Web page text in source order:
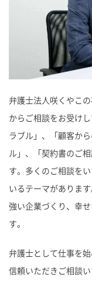
弁護士法人咲くやこ
からご相談をお受け
ラブル」、「顧客か
ル」、「契約書のご
す。多くのご相談を
いるテーマがありま
強い企業づくり、幸
す。
弁護士として仕事を
信頼いただきご相談